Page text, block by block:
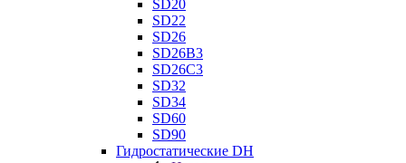
SD20
SD22
SD26
SD26B3
SD26C3
SD32
SD34
SD60
SD90
Гидростатические DH